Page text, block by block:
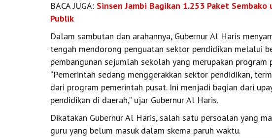
BACA JUGA: Sinsen Jambi Bagikan 1.253 Paket
Publik
Dalam sambutan dan arahannya, Gubernur Al Haris
tengah mendorong penguatan sektor pendidikan melalui
pembangunan sejumlah sekolah yang merupakan program
“Pemerintah sedang menggerakkan sektor pendidikan,
dari program pemerintah pusat. Ini menjadi bagian dari
pendidikan di daerah,” ujar Gubernur Al Haris.
Dikatakan Gubernur Al Haris, salah satu persoalan yang
guru yang belum masuk dalam skema paruh waktu.